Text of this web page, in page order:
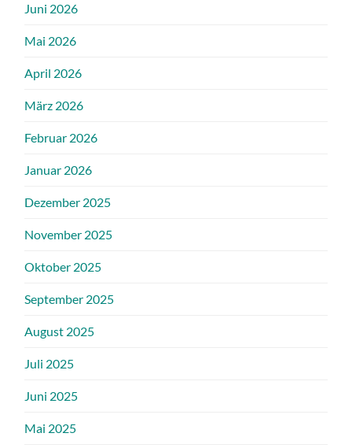
Juni 2026
Mai 2026
April 2026
März 2026
Februar 2026
Januar 2026
Dezember 2025
November 2025
Oktober 2025
September 2025
August 2025
Juli 2025
Juni 2025
Mai 2025